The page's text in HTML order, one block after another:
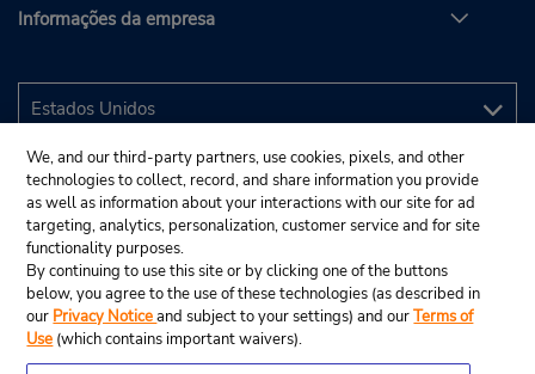
Informações da empresa
We, and our third-party partners, use cookies, pixels, and other
technologies to collect, record, and share information you provide
as well as information about your interactions with our site for ad
targeting, analytics, personalization, customer service and for site
functionality purposes.
By continuing to use this site or by clicking one of the buttons
below, you agree to the use of these technologies (as described in
our Privacy Noticeand subject to your settings) and ourTerms of
Use (which contains important waivers).